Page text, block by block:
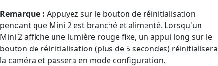
Remarque : Appuyez sur le bouton de réinitialisation
pendant que Mini 2 est branché et alimenté. Lorsqu'un
Mini 2 affiche une lumière rouge fixe, un appui long sur le
bouton de réinitialisation (plus de 5 secondes) réinitialisera
la caméra et passera en mode configuration.